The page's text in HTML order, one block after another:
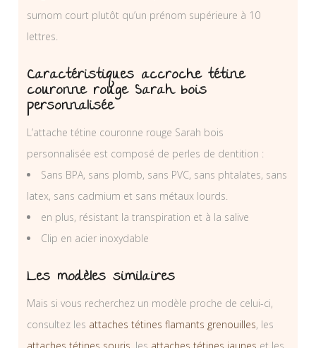
surnom court plutôt qu’un prénom supérieure à 10
lettres.
Caractéristiques accroche tétine
couronne rouge Sarah bois
personnalisée
L’attache tétine couronne rouge Sarah bois
personnalisée est composé de perles de dentition :
Sans BPA, sans plomb, sans PVC, sans phtalates, sans
latex, sans cadmium et sans métaux lourds.
en plus, résistant la transpiration et à la salive
Clip en acier inoxydable
Les modèles similaires
Mais si vous recherchez un modèle proche de celui-ci,
consultez les attaches tétines flamants grenouilles, les